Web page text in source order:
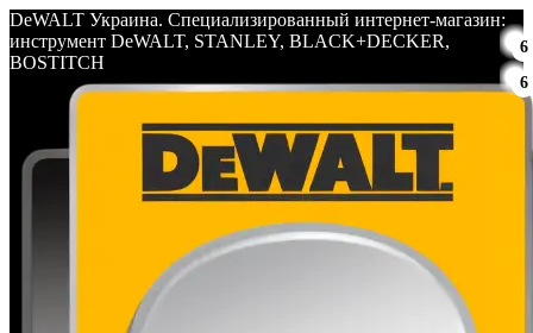
DeWALT Украина. Специализированный интернет-магазин:
инструмент DeWALT, STANLEY, BLACK+DECKER,
BOSTITCH
6
6